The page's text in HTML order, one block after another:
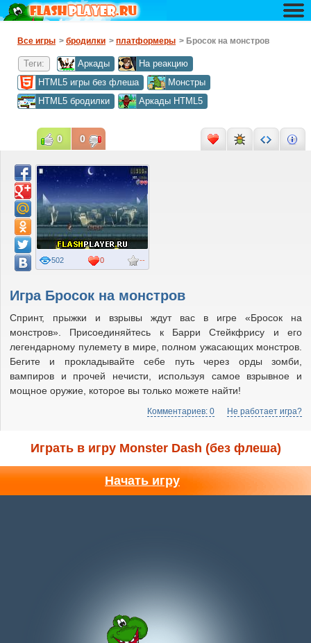
Все игры > бродилки > платформеры > Бросок на монстров
Теги: Аркады
На реакцию
HTML5 игры без флеша
Монстры
HTML5 бродилки
Аркады HTML5
Игра Бросок на монстров
Спринт, прыжки и взрывы ждут вас в игре «Бросок на
монстров». Присоединяйтесь к Барри Стейкфрису и его
легендарному пулемету в мире, полном ужасающих монстров.
Бегите и прокладывайте себе путь через орды зомби,
вампиров и прочей нечисти, используя самое взрывное и
мощное оружие, которое вы только можете найти!
Комментариев: 0 Не работает игра?
--
502 0
0 0
Играть в игру Monster Dash (без флеша)
Начать игру